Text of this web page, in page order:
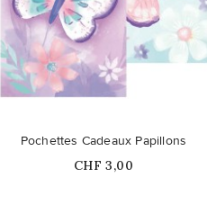
Ce produit n'est plus disponible en
stock
Pochettes Cadeaux Papillons
Prix
CHF 3,00